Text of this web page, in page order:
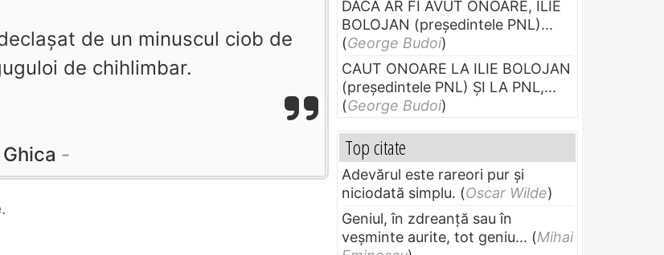
de un minuscul ciob de
de chihlimbar.
.
DACĂ AR FI AVUT ONOARE, ILIE
BOLOJAN (preşedintele PNL)...
(George Budoi)
CAUT ONOARE LA ILIE BOLOJAN
(preşedintele PNL) ŞI LA PNL,...
(George Budoi)
Top citate
Adevărul este rareori pur și
niciodată simplu. (Oscar Wilde)
Geniul, în zdreanţă sau în
veşminte aurite, tot geniu... (Mihai